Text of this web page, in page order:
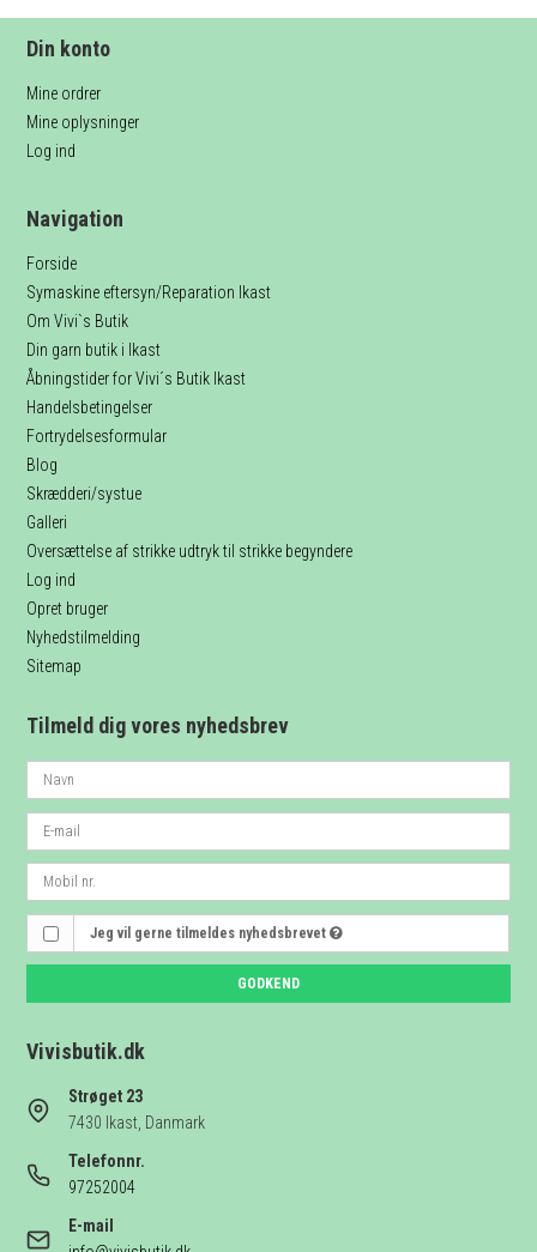
Din konto
Mine ordrer
Mine oplysninger
Log ind
Navigation
Forside
Symaskine eftersyn/Reparation Ikast
Om Vivi`s Butik
Din garn butik i Ikast
Åbningstider for Vivi´s Butik Ikast
Handelsbetingelser
Fortrydelsesformular
Blog
Skrædderi/systue
Galleri
Oversættelse af strikke udtryk til strikke begyndere
Log ind
Opret bruger
Nyhedstilmelding
Sitemap
Tilmeld dig vores nyhedsbrev
Jeg vil gerne tilmeldes nyhedsbrevet
GODKEND
Vivisbutik.dk
Strøget 23
7430 Ikast, Danmark
Telefonnr.
97252004
E-mail